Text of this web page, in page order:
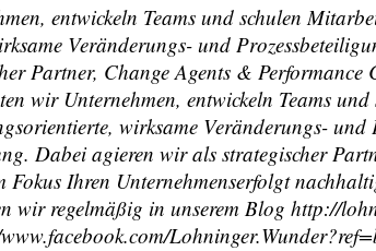
entwickeln Teams und schulen
Veränderungs- und
Partner, Change Agents & Performance
wir Unternehmen, entwickeln Teams
wirksame Veränderungs- und
Dabei agieren wir als strategischer
Fokus Ihren Unternehmenserfolgt
wir regelmäßig in unserem Blog http://